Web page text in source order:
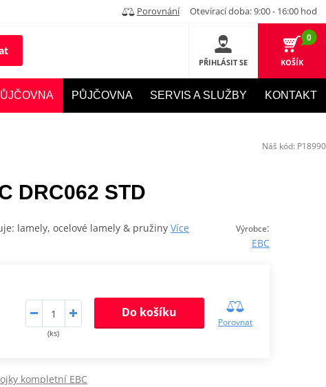
Porovnání Otevírací doba: 9:00 - 16:00 hod
PŘIHLÁSIT SE
0
KOŠÍK
PŮJČOVNA SERVIS A SLUŽBY KONTAKT
DRC062 STD
Výrobce:
EBC
lamely, ocelové lamely & pružiny Více
(ks)
Do košíku
Porovnat
kompletní EBC
Náš kód: P18990